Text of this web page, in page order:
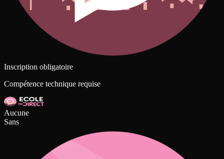
Inscription obligatoire
Compétence technique requise
Aucune
Sans